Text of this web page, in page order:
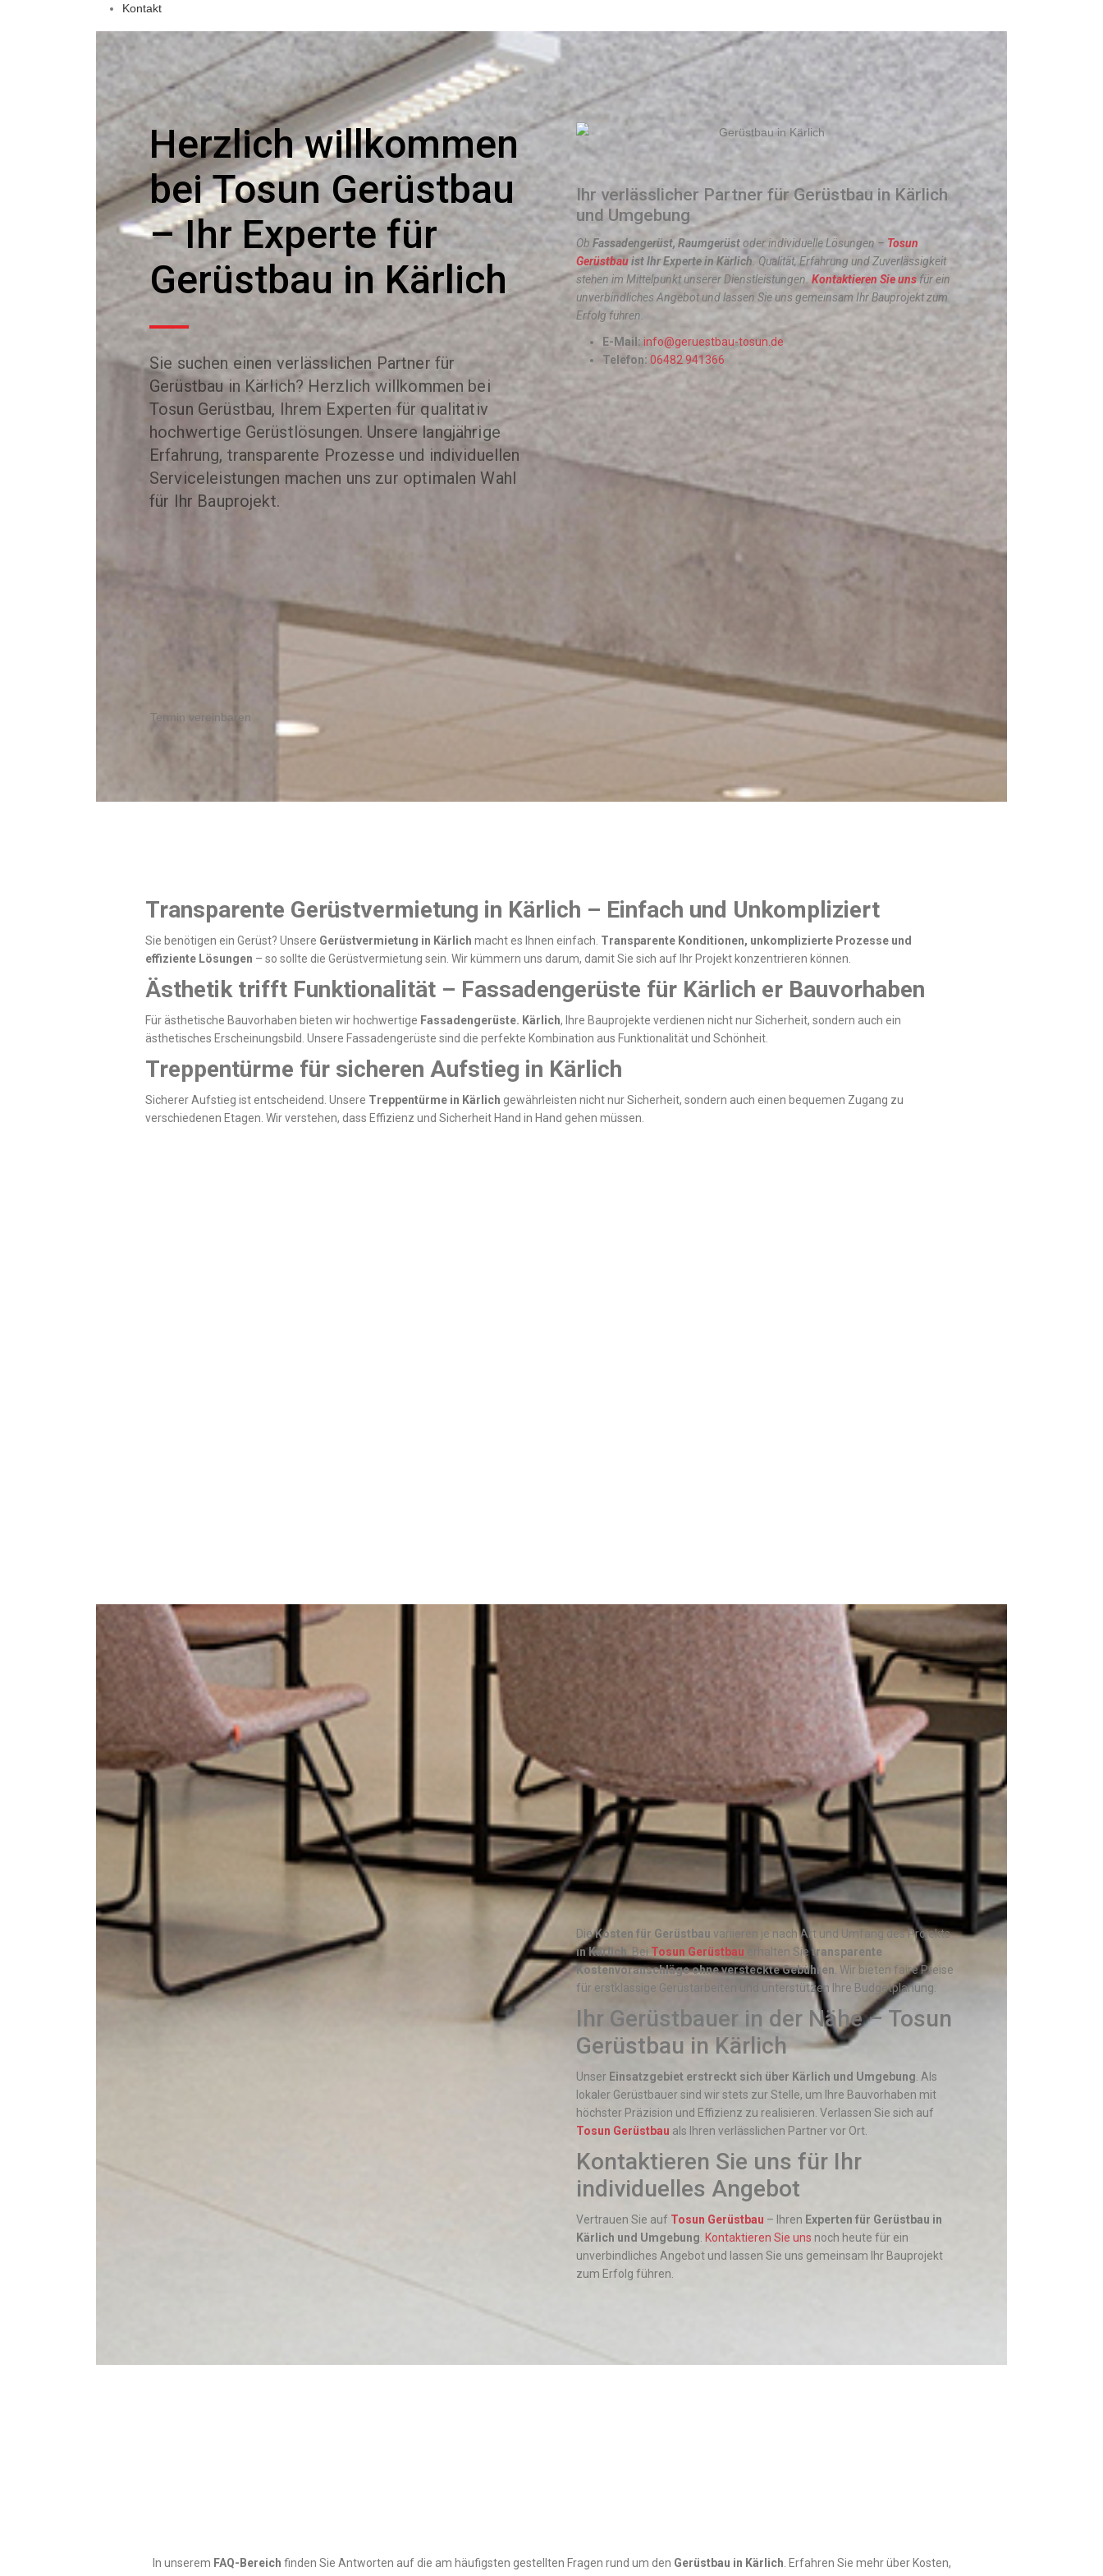
Kontakt
Herzlich willkommen
bei Tosun Gerüstbau
– Ihr Experte für
Gerüstbau in Kärlich
Sie suchen einen verlässlichen Partner für
Gerüstbau in Kärlich? Herzlich willkommen bei
Tosun Gerüstbau, Ihrem Experten für qualitativ
hochwertige Gerüstlösungen. Unsere langjährige
Erfahrung, transparente Prozesse und individuellen
Serviceleistungen machen uns zur optimalen Wahl
für Ihr Bauprojekt.
Termin vereinbaren
Ihr verlässlicher Partner für Gerüstbau in Kärlich
und Umgebung
Ob Fassadengerüst, Raumgerüstoder individuelle Lösungen – Tosun
Gerüstbauist Ihr Experte in Kärlich. Qualität, Erfahrung und Zuverlässigkeit
stehen im Mittelpunkt unserer Dienstleistungen.Kontaktieren Sie uns für ein
unverbindliches Angebot und lassen Sie uns gemeinsam Ihr Bauprojekt zum
Erfolg führen.
E-Mail: info@geruestbau-tosun.de
Telefon: 06482 941366
Transparente Gerüstvermietung in Kärlich – Einfach und Unkompliziert
Sie benötigen ein Gerüst? Unsere Gerüstvermietung in Kärlich macht es Ihnen einfach. Transparente Konditionen, unkomplizierte Prozesse und
effiziente Lösungen – so sollte die Gerüstvermietung sein. Wir kümmern uns darum, damit Sie sich auf Ihr Projekt konzentrieren können.
Ästhetik trifft Funktionalität – Fassadengerüste für Kärlich er Bauvorhaben
Für ästhetische Bauvorhaben bieten wir hochwertige Fassadengerüste. Kärlich, Ihre Bauprojekte verdienen nicht nur Sicherheit, sondern auch ein
ästhetisches Erscheinungsbild. Unsere Fassadengerüste sind die perfekte Kombination aus Funktionalität und Schönheit.
Treppentürme für sicheren Aufstieg in Kärlich
Sicherer Aufstieg ist entscheidend. Unsere Treppentürme in Kärlich gewährleisten nicht nur Sicherheit, sondern auch einen bequemen Zugang zu
verschiedenen Etagen. Wir verstehen, dass Effizienz und Sicherheit Hand in Hand gehen müssen.
DieKosten für Gerüstbau variieren je nach Art und Umfang des Projekts
in Kärlich. Bei Tosun Gerüstbau erhalten Sietransparente
Kostenvoranschläge ohne versteckte Gebühren. Wir bieten faire Preise
für erstklassige Gerüstarbeiten und unterstützen Ihre Budgetplanung.
Ihr Gerüstbauer in der Nähe – Tosun
Gerüstbau in Kärlich
Unser Einsatzgebiet erstreckt sich über Kärlich und Umgebung. Als
lokaler Gerüstbauer sind wir stets zur Stelle, um Ihre Bauvorhaben mit
höchster Präzision und Effizienz zu realisieren. Verlassen Sie sich auf
Tosun Gerüstbau als Ihren verlässlichen Partner vor Ort.
Kontaktieren Sie uns für Ihr
individuelles Angebot
Vertrauen Sie auf Tosun Gerüstbau – Ihren Experten für Gerüstbau in
Kärlich und Umgebung. Kontaktieren Sie uns noch heute für ein
unverbindliches Angebot und lassen Sie uns gemeinsam Ihr Bauprojekt
zum Erfolg führen.
In unserem FAQ-Bereich finden Sie Antworten auf die am häufigsten gestellten Fragen rund um den Gerüstbau in Kärlich. Erfahren Sie mehr über Kosten,